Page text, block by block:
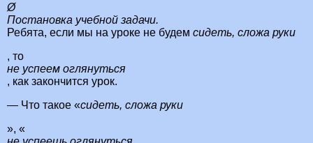
Ø
Постановка учебной задачи.
Ребята, если мы на уроке не будем сидеть, сложа руки
, то
не успеем оглянуться
, как закончится урок.
— Что такое «сидеть, сложа руки
», «